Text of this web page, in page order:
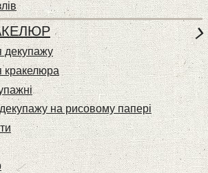
декупажу
кракелюра
на рисовому папері